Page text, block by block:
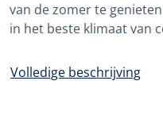
van de zomer te
in het beste klimaat van
Volledige beschrijving